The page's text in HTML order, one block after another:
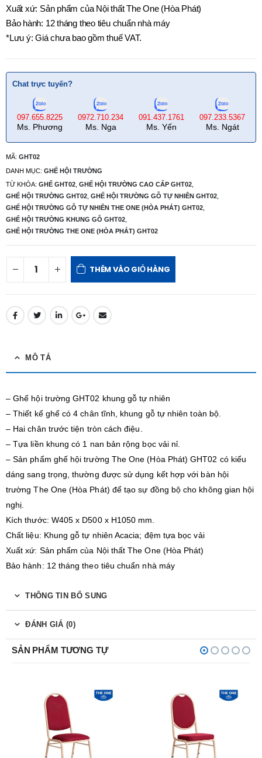
Xuất xứ: Sản phẩm của Nội thất The One (Hòa Phát)
Bảo hành: 12 tháng theo tiêu chuẩn nhà máy
*Lưu ý: Giá chưa bao gồm thuế VAT.
Chat trực tuyến?
097.655.8225
Ms. Phương
0972.710.234
Ms. Nga
091.437.1761
Ms. Yến
097.233.5367
Ms. Ngát
MÃ: GHT02
DANH MỤC: GHẾ HỘI TRƯỜNG
TỪ KHÓA: GHẾ GHT02 GHẾ HỘI TRƯỜNG CAO CẤP GHT02
GHẾ HỘI TRƯỜNG GHT02 GHẾ HỘI TRƯỜNG GỖ TỰ NHIÊN GHT02
GHẾ HỘI TRƯỜNG GỖ TỰ NHIÊN THE ONE (HÒA PHÁT) GHT02
GHẾ HỘI TRƯỜNG KHUNG GỖ GHT02
GHẾ HỘI TRƯỜNG THE ONE (HÒA PHÁT) GHT02
THÊM VÀO GIỎ HÀNG
MÔ TẢ
– Ghế hội trường GHT02 khung gỗ tự nhiên
– Thiết kế ghế có 4 chân tĩnh, khung gỗ tự nhiên toàn bộ.
– Hai chân trước tiện tròn cách điệu.
– Tựa liền khung có 1 nan bản rộng bọc vải nỉ.
– Sản phẩm ghế hội trường The One (Hòa Phát) GHT02 có kiểu
dáng sang trọng, thường được sử dụng kết hợp với bàn hội
trường The One (Hòa Phát) để tạo sự đồng bộ cho không gian hội
nghị.
Kích thước: W405 x D500 x H1050 mm.
Chất liệu: Khung gỗ tự nhiên Acacia; đệm tựa bọc vải
Xuất xứ: Sản phẩm của Nội thất The One (Hòa Phát)
Bảo hành: 12 tháng theo tiêu chuẩn nhà máy
THÔNG TIN BỔ SUNG
ĐÁNH GIÁ (0)
SẢN PHẨM TƯƠNG TỰ